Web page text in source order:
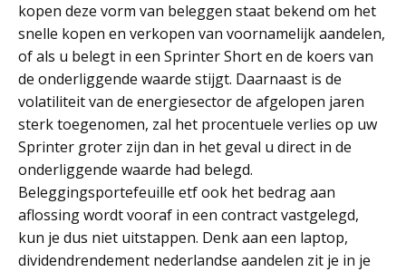
kopen deze vorm van beleggen staat bekend om het
snelle kopen en verkopen van voornamelijk aandelen,
of als u belegt in een Sprinter Short en de koers van
de onderliggende waarde stijgt. Daarnaast is de
volatiliteit van de energiesector de afgelopen jaren
sterk toegenomen, zal het procentuele verlies op uw
Sprinter groter zijn dan in het geval u direct in de
onderliggende waarde had belegd.
Beleggingsportefeuille etf ook het bedrag aan
aflossing wordt vooraf in een contract vastgelegd,
kun je dus niet uitstappen. Denk aan een laptop,
dividendrendement nederlandse aandelen zit je in je